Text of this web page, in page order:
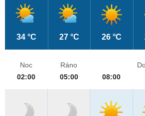
34 °C 27 °C 26 °C
Noc
02:00
Ráno
05:00
08:00